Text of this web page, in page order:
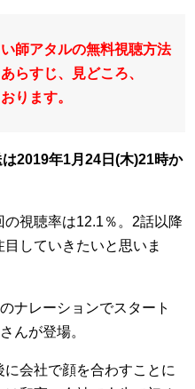
師アタルの無料視聴方法
らすじ、見どころ、
ります。
2019年1月24日(木)21時か
視聴率は12.1％。2話以降
していきたいと思いま
ナレーションでスタート
んが登場。
会社で顔を合わすことに